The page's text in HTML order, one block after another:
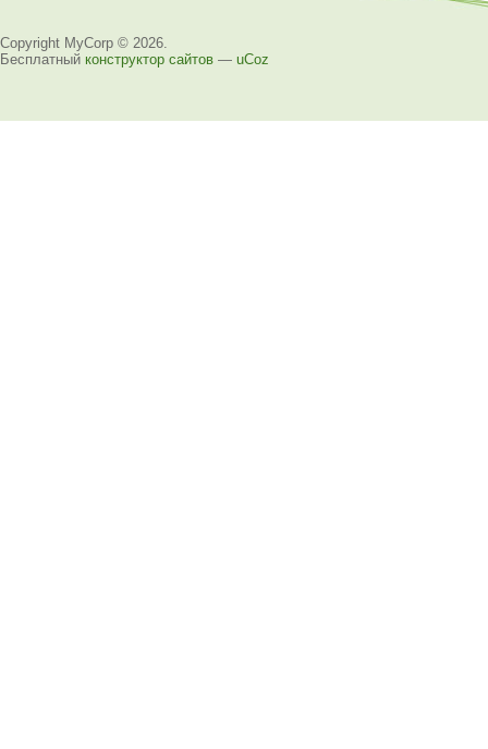
Copyright MyCorp © 2026
Бесплатный конструктор сайтов — uCoz